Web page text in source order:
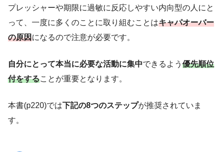
プレッシャーや期限に過敏に反応しやすい内向型の人にと
って、一度に多くのことに取り組むことはキャパオーバー
の原因になるので注意が必要です。
自分にとって本当に必要な活動に集中できるよう 優先順位
付をすることが重要となります。
本書(p220)では下記の8つのステップが推奨されていま
す。